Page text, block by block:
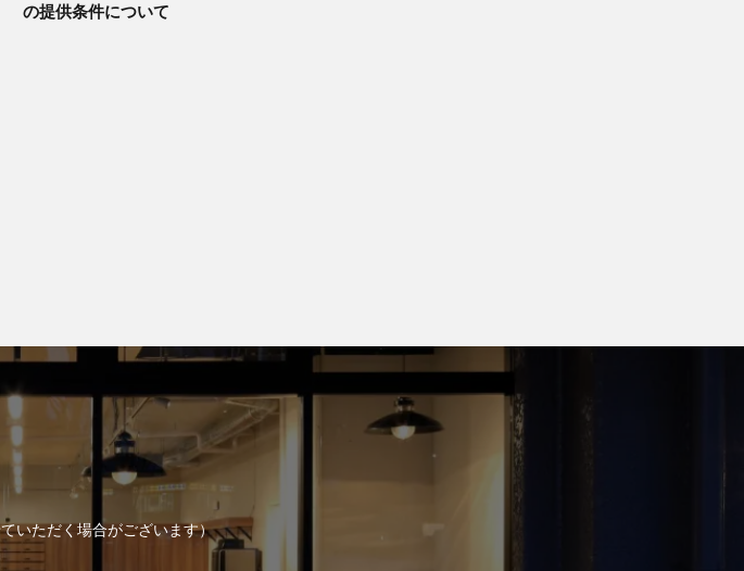
の提供条件について
いただく場合がございます）